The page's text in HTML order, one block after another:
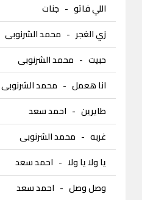
اللي فاتو- جنات
زي الغجر - محمد الشرنوبى
حبيت- محمد الشرنوبى
انا هعمل- محمد الشرنوبى
طايرين- احمد سعد
غربه- محمد الشرنوبى
يا ولا يا ولا- احمد سعد
وصل وصل- احمد سعد